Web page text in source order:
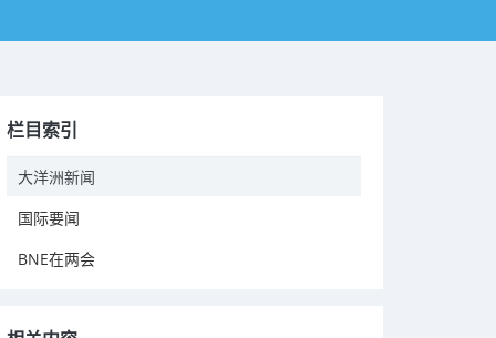
栏目索引
大洋洲新闻
国际要闻
BNE在两会